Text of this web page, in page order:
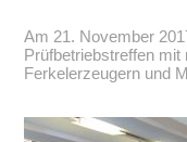
Am 21. November
Prüfbetriebstreffen mit
Ferkelerzeugern und